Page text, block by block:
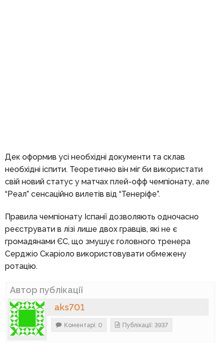
Дек оформив усі необхідні документи та склав
необхідні іспити. Теоретично він міг би використати
свій новий статус у матчах плей-офф чемпіонату, але
“Реал” сенсаційно вилетів від “Тенеріфе”.
Правила чемпіонату Іспанії дозволяють одночасно
реєструвати в лізі лише двох гравців, які не є
громадянами ЄС, що змушує головного тренера
Серджіо Скаріоло використовувати обмежену
ротацію.
Автор публікації
aks701
Коментарі: 0 Публікації: 3937